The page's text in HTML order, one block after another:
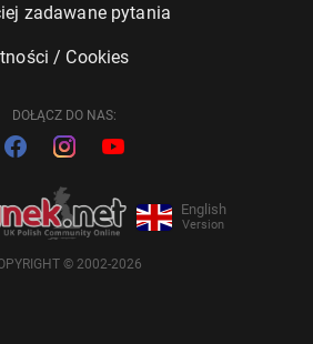
zadawane pytania
/ Cookies
DOŁĄCZ DO NAS:
English
Version
© 2002-2026